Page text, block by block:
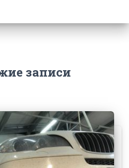
записи